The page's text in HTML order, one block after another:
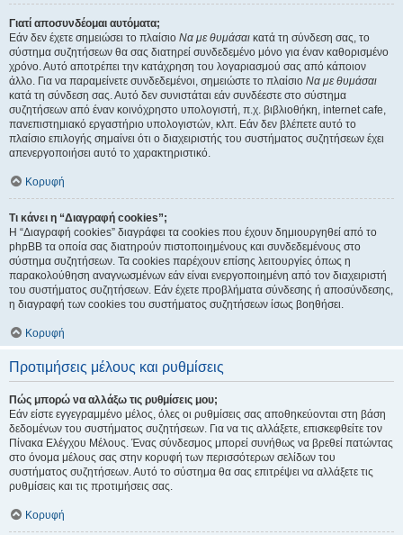
Γιατί αποσυνδέομαι αυτόματα;
Εάν δεν έχετε σημειώσει το πλαίσιο Να με θυμάσαι κατά τη σύνδεση σας, το
σύστημα συζητήσεων θα σας διατηρεί συνδεδεμένο μόνο για έναν καθορισμένο
χρόνο. Αυτό αποτρέπει την κατάχρηση του λογαριασμού σας από κάποιον
άλλο. Για να παραμείνετε συνδεδεμένοι, σημειώστε το πλαίσιο Να με θυμάσαι
κατά τη σύνδεση σας. Αυτό δεν συνιστάται εάν συνδέεστε στο σύστημα
συζητήσεων από έναν κοινόχρηστο υπολογιστή, π.χ. βιβλιοθήκη, internet cafe,
πανεπιστημιακό εργαστήριο υπολογιστών, κλπ. Εάν δεν βλέπετε αυτό το
πλαίσιο επιλογής σημαίνει ότι ο διαχειριστής του συστήματος συζητήσεων έχει
απενεργοποιήσει αυτό το χαρακτηριστικό.
Κορυφή
Τι κάνει η “Διαγραφή cookies”;
Η “Διαγραφή cookies” διαγράφει τα cookies που έχουν δημιουργηθεί από το
phpBB τα οποία σας διατηρούν πιστοποιημένους και συνδεδεμένους στο
σύστημα συζητήσεων. Τα cookies παρέχουν επίσης λειτουργίες όπως η
παρακολούθηση αναγνωσμένων εάν είναι ενεργοποιημένη από τον διαχειριστή
του συστήματος συζητήσεων. Εάν έχετε προβλήματα σύνδεσης ή αποσύνδεσης,
η διαγραφή των cookies του συστήματος συζητήσεων ίσως βοηθήσει.
Κορυφή
Προτιμήσεις μέλους και ρυθμίσεις
Πώς μπορώ να αλλάξω τις ρυθμίσεις μου;
Εάν είστε εγγεγραμμένο μέλος, όλες οι ρυθμίσεις σας αποθηκεύονται στη βάση
δεδομένων του συστήματος συζητήσεων. Για να τις αλλάξετε, επισκεφθείτε τον
Πίνακα Ελέγχου Μέλους. Ένας σύνδεσμος μπορεί συνήθως να βρεθεί πατώντας
στο όνομα μέλους σας στην κορυφή των περισσότερων σελίδων του
συστήματος συζητήσεων. Αυτό το σύστημα θα σας επιτρέψει να αλλάξετε τις
ρυθμίσεις και τις προτιμήσεις σας.
Κορυφή